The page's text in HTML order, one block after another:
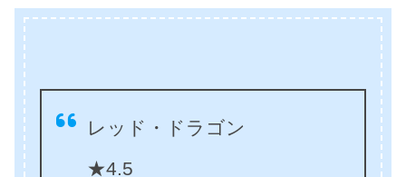
レッド・ドラゴン
★4.5